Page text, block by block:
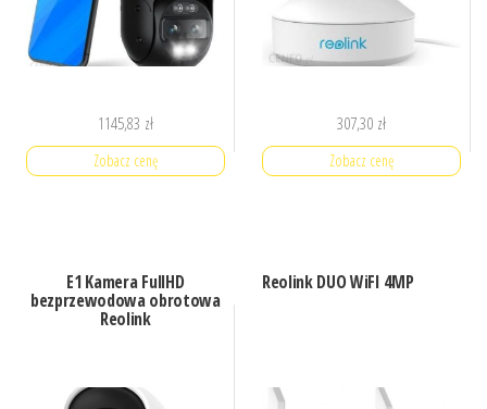
1145,83 zł
Zobacz cenę
307,30 zł
Zobacz cenę
E1 Kamera FullHD
bezprzewodowa obrotowa
Reolink
Reolink DUO WiFI 4MP